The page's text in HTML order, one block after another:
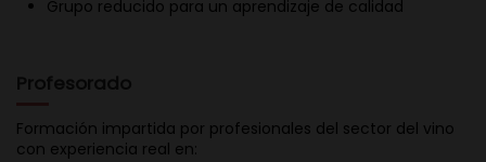
Grupo reducido para un aprendizaje de calidad
Profesorado
Formación impartida por profesionales del sector del vino
con experiencia real en: